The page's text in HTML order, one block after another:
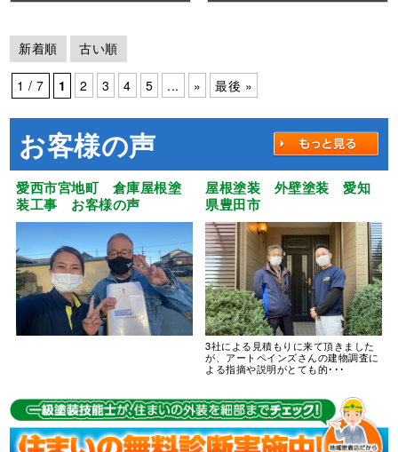
根：ウルトラMUKI 外
新着順 古い順
1 / 7 1 2 3 4 5 ... » 最後 »
お客様の声
愛西市宮地町 倉庫屋根塗
装工事 お客様の声
屋根塗装 外壁塗装 愛知
県豊田市
3社による見積もりに来て頂きました
が、アートペインズさんの建物調査に
よる指摘や説明がとても的･･･